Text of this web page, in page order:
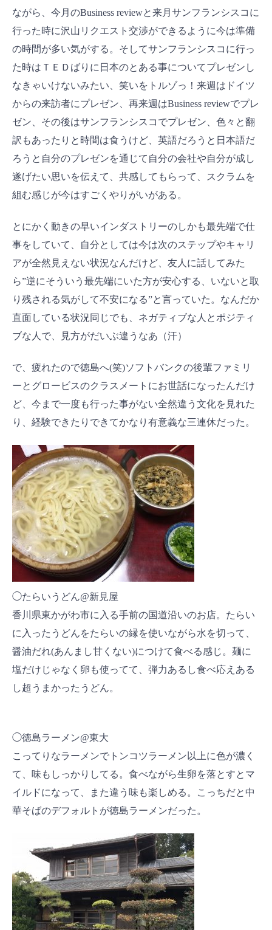
ながら、今月のBusiness reviewと来月サンフランシスコに
行った時に沢山リクエスト交渉ができるように今は準備
の時間が多い気がする。そしてサンフランシスコに行っ
た時はＴＥＤばりに日本のとある事についてプレゼンし
なきゃいけないみたい、笑いをトルゾっ！来週はドイツ
からの来訪者にプレゼン、再来週はBusiness reviewでプレ
ゼン、その後はサンフランシスコでプレゼン、色々と翻
訳もあったりと時間は食うけど、英語だろうと日本語だ
ろうと自分のプレゼンを通じて自分の会社や自分が成し
遂げたい思いを伝えて、共感してもらって、スクラムを
組む感じが今はすごくやりがいがある。
とにかく動きの早いインダストリーのしかも最先端で仕
事をしていて、自分としては今は次のステップやキャリ
アが全然見えない状況なんだけど、友人に話してみた
ら”逆にそういう最先端にいた方が安心する、いないと取
り残される気がして不安になる”と言っていた。なんだか
直面している状況同じでも、ネガティブな人とポジティ
ブな人で、見方がだいぶ違うなあ（汗）
で、疲れたので徳島へ(笑)ソフトバンクの後輩ファミリ
ーとグロービスのクラスメートにお世話になったんだけ
ど、今まで一度も行った事がない全然違う文化を見れた
り、経験できたりできてかなり有意義な三連休だった。
◯たらいうどん@新見屋
香川県東かがわ市に入る手前の国道沿いのお店。たらい
に入ったうどんをたらいの縁を使いながら水を切って、
醤油だれ(あんまし甘くない)につけて食べる感じ。麺に
塩だけじゃなく卵も使ってて、弾力あるし食べ応えある
し超うまかったうどん。
◯徳島ラーメン@東大
こってりなラーメンでトンコツラーメン以上に色が濃く
て、味もしっかりしてる。食べながら生卵を落とすとマ
イルドになって、また違う味も楽しめる。こっちだと中
華そばのデフォルトが徳島ラーメンだった。